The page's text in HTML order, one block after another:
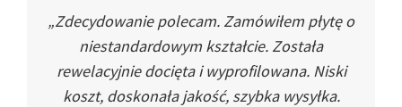
„Zdecydowanie polecam. Zamówiłem płytę o
niestandardowym kształcie. Została
rewelacyjnie docięta i wyprofilowana. Niski
koszt, doskonała jakość, szybka wysyłka.